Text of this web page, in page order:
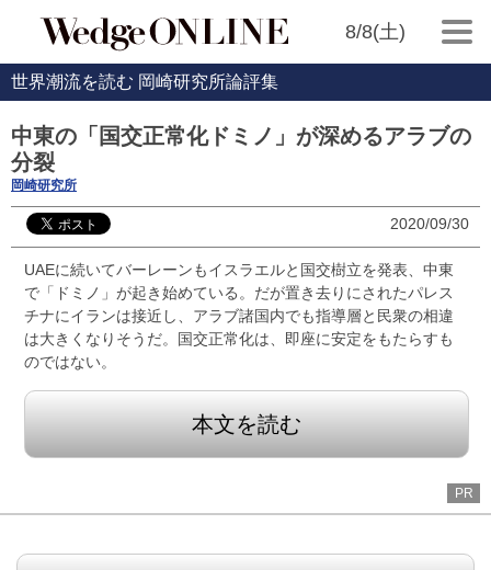
8/8(土)
世界潮流を読む 岡崎研究所論評集
中東の「国交正常化ドミノ」が深めるアラブの
分裂
岡崎研究所
2020/09/30
UAEに続いてバーレーンもイスラエルと国交樹立を発表、中東
で「ドミノ」が起き始めている。だが置き去りにされたパレス
チナにイランは接近し、アラブ諸国内でも指導層と民衆の相違
は大きくなりそうだ。国交正常化は、即座に安定をもたらすも
のではない。
本文を読む
PR